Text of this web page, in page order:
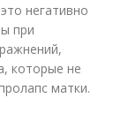
негативно
при
которые не
матки.